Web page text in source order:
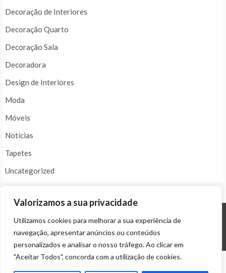
Valorizamos a sua privacidade
Utilizamos cookies para melhorar a sua experiência de
navegação, apresentar anúncios ou conteúdos
personalizados e analisar o nosso tráfego. Ao clicar em
"Aceitar Todos", concorda com a utilização de cookies.
Decoração de Interiores
Decoração Quarto
Decoração Sala
Decoradora
Design de Interiores
Moda
Móveis
Notícias
Tapetes
Uncategorized